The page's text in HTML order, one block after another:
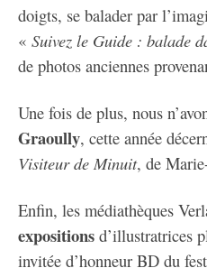
doigts, se balader par
« Suivez le Guide : balade
de photos anciennes
Une fois de plus, nous
Graoully, cette année
Visiteur de Minuit, de
Enfin, les médiathèques
expositions d’illustratrices
invitée d’honneur BD du